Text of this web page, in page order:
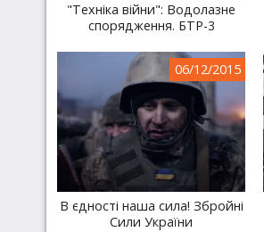
"Техніка війни": Водолазне
спорядження. БТР-3
06/12/2015
В єдності наша сила! Збройні
Сили України